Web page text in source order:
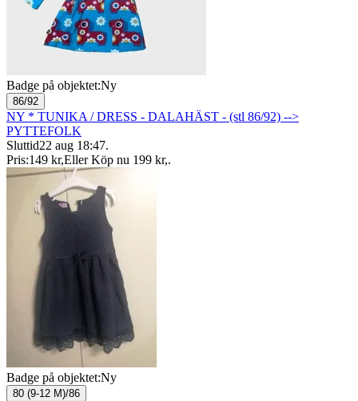
Badge på objektet:Ny
86/92
NY * TUNIKA / DRESS - DALAHÄST - (stl 86/92) -->
PYTTEFOLK
Sluttid22 aug 18:47.
Pris:149 kr,Eller Köp nu 199 kr,.
Badge på objektet:Ny
80 (9-12 M)/86